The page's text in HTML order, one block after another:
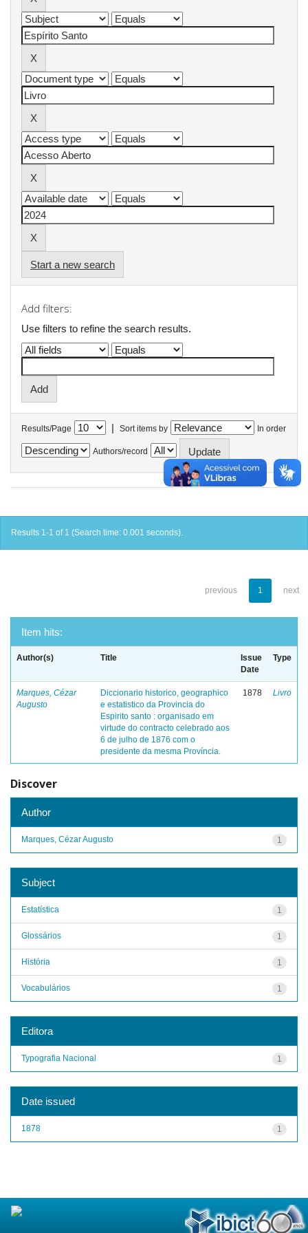
Start a new search
Add filters:
Use filters to refine the search results.
Results/Page | Sort items by In order
Authors/record
Results 1-1 of 1 (Search time: 0.001 seconds).
previous 1 next
Item hits:
Author(s) Title
Issue
Date
Type
Marques, Cézar
Augusto
Diccionario historico, geographico
e estatistico da Provincia do
Espirito santo : organisado em
virtude do contracto celebrado aos
6 de julho de 1876 com o
presidente da mesma Província.
1878 Livro
Discover
Author
1
Marques, Cézar Augusto
Subject
1
Estatística
1
Glossários
1
História
1
Vocabulários
Editora
1
Typografia Nacional
Date issued
1
1878